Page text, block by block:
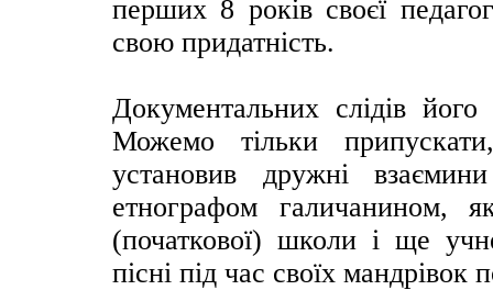
перших 8 років своєї
свою придатність.
Документальних слідів
Можемо тільки
установив дружні
етнографом галичанином,
(початкової) школи і ще
пісні під час своїх